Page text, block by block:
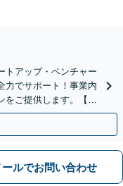
トアップ・ベンチャー
力でサポート！事業内
をご提供します。【顧
ールでお問い合わせ